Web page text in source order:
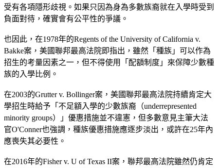
受有各項隱形歧視。如果只因為身為多數族裔就在入學時受到
負面對待，確實會有公平性的爭議。
也因此，在1978年的Regents of the University of California v.
Bakke案，美國聯邦最高法院即指出，雖然「種族」可以作為
招生的考量因素之一，但不得使用「配額制度」來保障少數種
族的入學比例。
在2003的Grutter v. Bollinger案，美國聯邦最高法院持續肯定大
學招生時給予「不足額入學的少數族裔（underrepresented
minority groups）」優惠措施並不違憲，但多數意見主筆大法
官O'Conner也強調，種族優惠措施應逐步淡出，或許在25年內
應喪失其必要性。
在2016年的Fisher v. U of Texas II案，聯邦最高法院雖然仍肯定